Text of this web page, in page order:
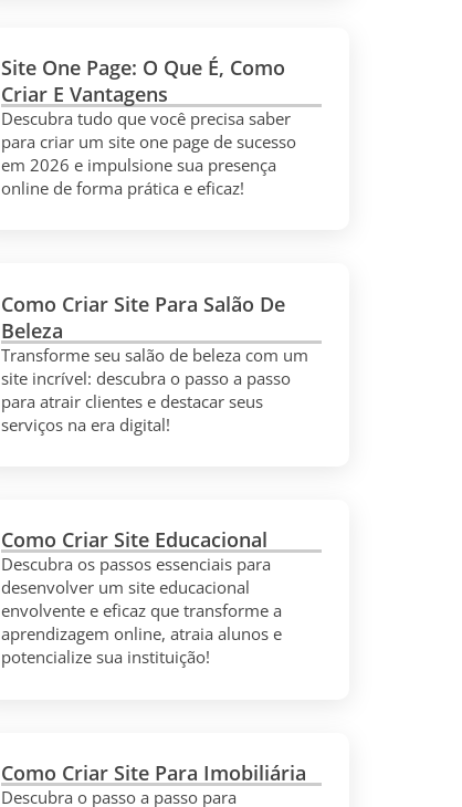
Site One Page: O Que É, Como
Criar E Vantagens
Descubra tudo que você precisa saber
para criar um site one page de sucesso
em 2026 e impulsione sua presença
online de forma prática e eficaz!
Como Criar Site Para Salão De
Beleza
Transforme seu salão de beleza com um
site incrível: descubra o passo a passo
para atrair clientes e destacar seus
serviços na era digital!
Como Criar Site Educacional
Descubra os passos essenciais para
desenvolver um site educacional
envolvente e eficaz que transforme a
aprendizagem online, atraia alunos e
potencialize sua instituição!
Como Criar Site Para Imobiliária
Descubra o passo a passo para